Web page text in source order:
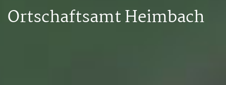
Ortschaftsamt Heimbach